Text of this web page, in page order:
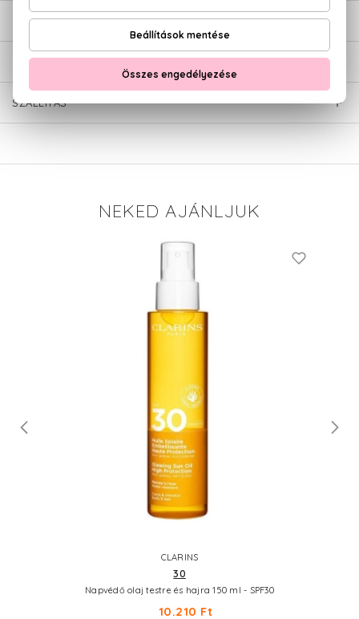
LEÍRÁS
ÉRTÉKELÉSEK (0)
SZÁLLÍTÁS
NEKED AJÁNLJUK
CLARINS
30
Napvédő olaj testre és hajra 150 ml - SPF30
10.210 Ft